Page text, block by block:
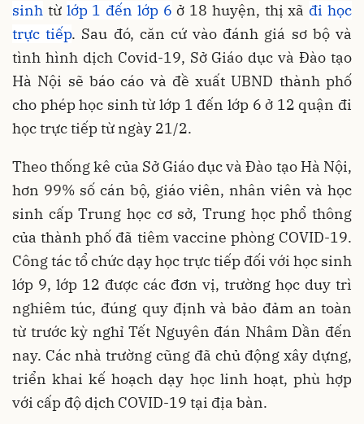
sinh từ lớp 1 đến lớp 6 ở 18 huyện, thị xã đi học
trực tiếp. Sau đó, căn cứ vào đánh giá sơ bộ và
tình hình dịch Covid-19, Sở Giáo dục và Đào tạo
Hà Nội sẽ báo cáo và đề xuất UBND thành phố
cho phép học sinh từ lớp 1 đến lớp 6 ở 12 quận đi
học trực tiếp từ ngày 21/2.
Theo thống kê của Sở Giáo dục và Đào tạo Hà Nội,
hơn 99% số cán bộ, giáo viên, nhân viên và học
sinh cấp Trung học cơ sở, Trung học phổ thông
của thành phố đã tiêm vaccine phòng COVID-19.
Công tác tổ chức dạy học trực tiếp đối với học sinh
lớp 9, lớp 12 được các đơn vị, trường học duy trì
nghiêm túc, đúng quy định và bảo đảm an toàn
từ trước kỳ nghỉ Tết Nguyên đán Nhâm Dần đến
nay. Các nhà trường cũng đã chủ động xây dựng,
triển khai kế hoạch dạy học linh hoạt, phù hợp
với cấp độ dịch COVID-19 tại địa bàn.